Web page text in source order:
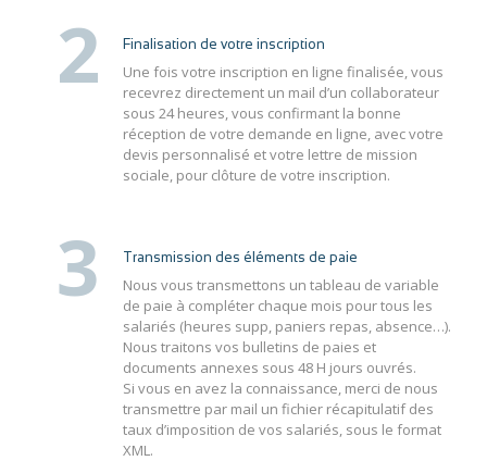
2 Finalisation de votre inscription
Une fois votre inscription en ligne finalisée, vous
recevrez directement un mail d’un collaborateur
sous 24 heures, vous confirmant la bonne
réception de votre demande en ligne, avec votre
devis personnalisé et votre lettre de mission
sociale, pour clôture de votre inscription.
3 Transmission des éléments de paie
Nous vous transmettons un tableau de variable
de paie à compléter chaque mois pour tous les
salariés (heures supp, paniers repas, absence…).
Nous traitons vos bulletins de paies et
documents annexes sous 48 H jours ouvrés.
Si vous en avez la connaissance, merci de nous
transmettre par mail un fichier récapitulatif des
taux d’imposition de vos salariés, sous le format
XML.